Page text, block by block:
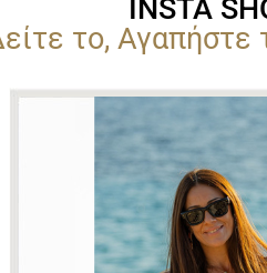
INSTA
το, Αγαπήστε